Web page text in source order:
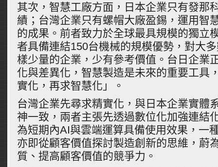
其次，智慧工廠方面，日本企業只有發那
績；台灣企業只有螺帽大廠盈錫，運用智
的成果。前者致力於全球最具規模的獨立
者具備連結150台機械的規模優勢，對大
樣少量的企業，少有參考價值。台日企業
化與差異化，智慧製造是未來的重要工具
實化，再求智慧化」。
台灣企業先尋求精實化，與日本企業實體
神一致，兩者主張先透過數位化加強連結
為短期內AI與雲端運算具備使用效果，一
亦即從顧客價值探討製造創新的思維，蔚
質、提高顧客價值的競爭力。